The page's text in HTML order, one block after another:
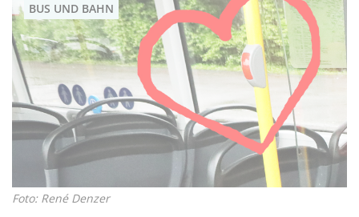
BUS UND BAHN
Foto: René Denzer